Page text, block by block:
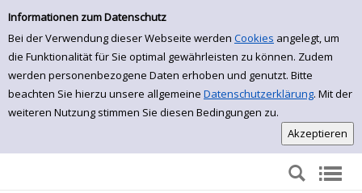
Einfache Suche
Informationen zum Datenschutz
Bei der Verwendung dieser Webseite werden Cookies angelegt, um
die Funktionalität für Sie optimal gewährleisten zu können. Zudem
werden personenbezogene Daten erhoben und genutzt. Bitte
beachten Sie hierzu unsere allgemeine Datenschutzerklärung. Mit der
weiteren Nutzung stimmen Sie diesen Bedingungen zu.
Zur Detailanzeige springen